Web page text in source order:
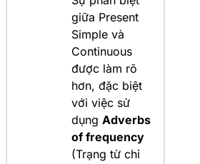
giữa Present
Simple và
Continuous
được làm rõ
hơn, đặc biệt
với việc sử
dụng Adverbs
of frequency
(Trạng từ chỉ